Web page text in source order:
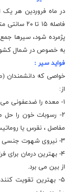
در ماه فروردین هر یک
فاصله ۱۵
پژمرده شود، سیرها
به خصوص در شمال
فواید سیر :
خواصی که دانشمندان
از:
۱- معده را ضدعفونی می کند، ولی نباید آن را زیاد مصرف کرد.
۲- رسوبات
خون را حل
مفاصل ، نقرس یا
۳- نیروی شهوت جنسی را تقویت می کند.
۴- بهترین درمان
از بین می برد.
۵- بهترین تقویت